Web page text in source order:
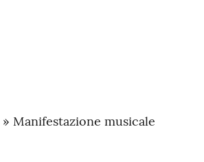
Manifestazione musicale